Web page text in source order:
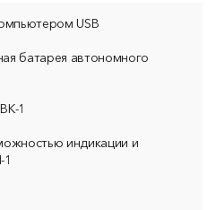
USB
батарея автономного
1
индикации и